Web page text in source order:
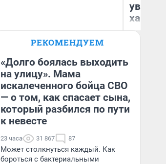
Денис Дедюхин
РЕКОМЕНДУЕМ
«Долго боялась выходить
на улицу». Мама
искалеченного бойца СВО
— о том, как спасает сына,
который разбился по пути
к невесте
23 часа 31 867 87
Может столкнуться каждый. Как
бороться с бактериальными